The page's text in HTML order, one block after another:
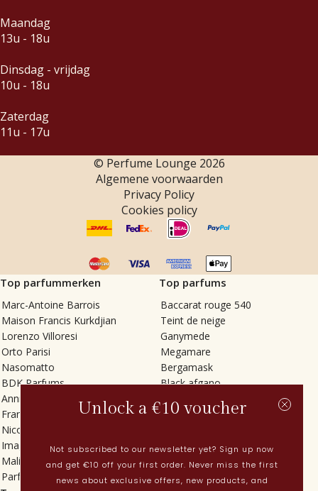
Maandag
13u - 18u
Dinsdag - vrijdag
10u - 18u
Zaterdag
11u - 17u
© Perfume Lounge 2026
Algemene voorwaarden
Privacy Policy
Cookies policy
Top parfummerken
Marc-Antoine Barrois
Maison Francis Kurkdjian
Lorenzo Villoresi
Orto Parisi
Nasomatto
BDK Parfums
Annindriya
Francesca Bianchi
Nicolaï
Imaginary Authors
Malin + Goetz
Parfums MDCI
Top parfums
Baccarat rouge 540
Teint de neige
Ganymede
Megamare
Bergamask
Black afgano
Tilia
Vetiver Rain
In Love with Everything
Sticky Fingers
Unlock a €10 voucher
Not subscribed to our newsletter yet? Sign up now
and get €10 off your first order. Never miss the first
news about exclusive offers, new products, and